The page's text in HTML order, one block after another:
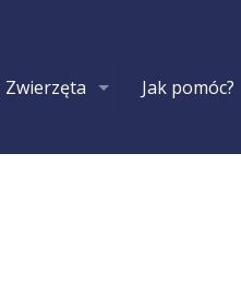
Zwierzęta Jak pomóc?